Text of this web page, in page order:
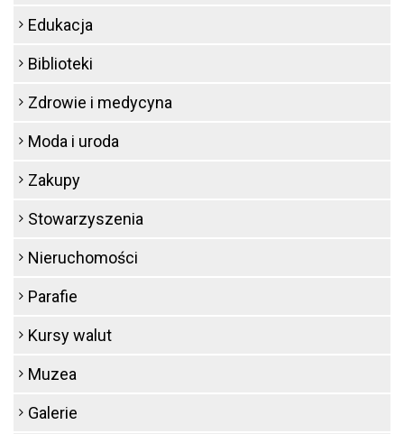
Edukacja
Biblioteki
Zdrowie i medycyna
Moda i uroda
Zakupy
Stowarzyszenia
Nieruchomości
Parafie
Kursy walut
Muzea
Galerie